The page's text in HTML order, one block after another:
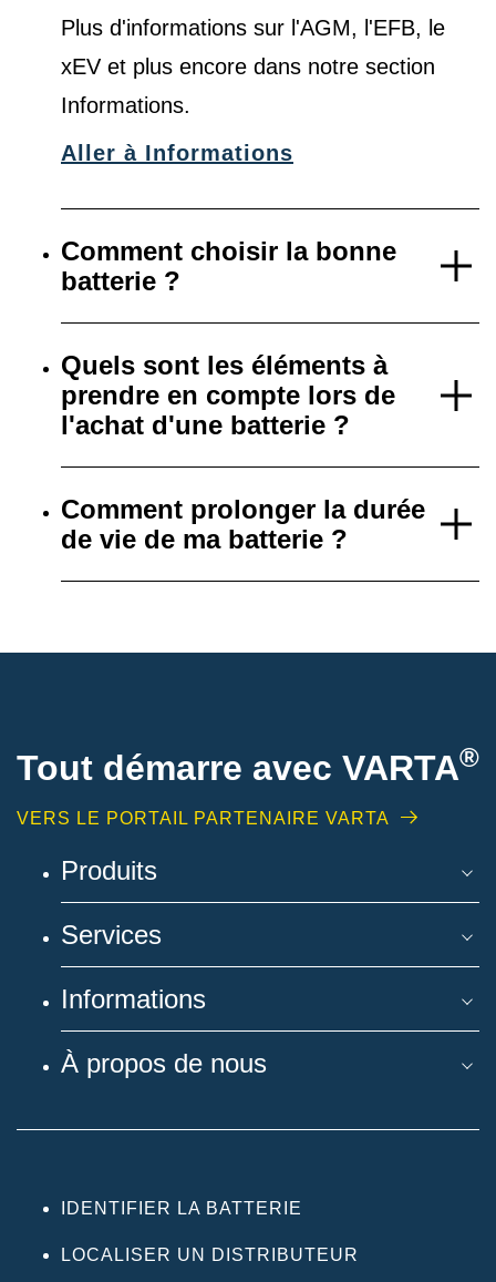
Plus d'informations sur l'AGM, l'EFB, le
xEV et plus encore dans notre section
Informations.
Aller à Informations
Comment choisir la bonne
batterie ?
Quels sont les éléments à
prendre en compte lors de
l'achat d'une batterie ?
Comment prolonger la durée
de vie de ma batterie ?
Tout démarre avec VARTA®
VERS LE PORTAIL PARTENAIRE VARTA
Produits
Services
Informations
À propos de nous
IDENTIFIER LA BATTERIE
LOCALISER UN DISTRIBUTEUR